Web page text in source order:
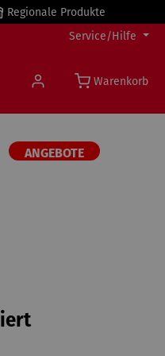
Regionale Produkte
Service/Hilfe
Warenkorb
ANGEBOTE